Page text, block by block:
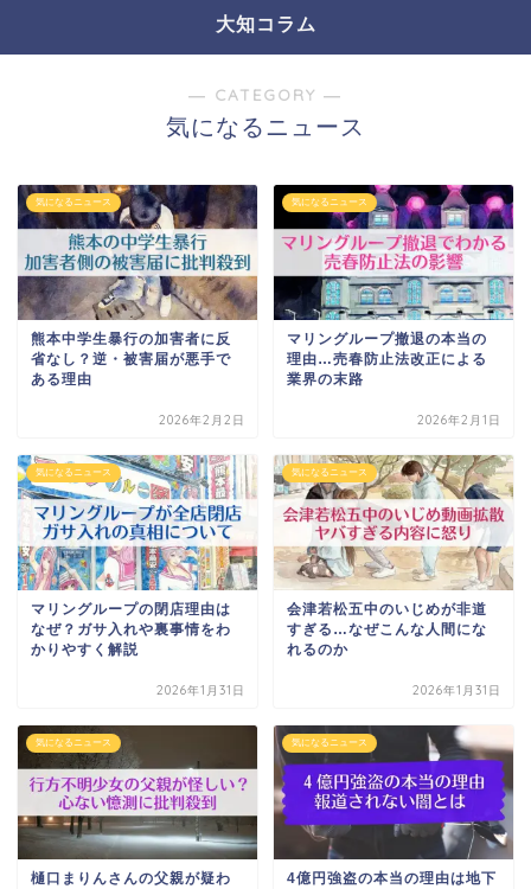
大知コラム
― CATEGORY ―
気になるニュース
気になるニュース
熊本中学生暴行の加害者に反
省なし？逆・被害届が悪手で
ある理由
2026年2月2日
気になるニュース
マリングループ撤退の本当の
理由…売春防止法改正による
業界の末路
2026年2月1日
気になるニュース
マリングループの閉店理由は
なぜ？ガサ入れや裏事情をわ
かりやすく解説
2026年1月31日
気になるニュース
会津若松五中のいじめが非道
すぎる…なぜこんな人間にな
れるのか
2026年1月31日
気になるニュース
樋口まりんさんの父親が疑わ
気になるニュース
4億円強盗の本当の理由は地下